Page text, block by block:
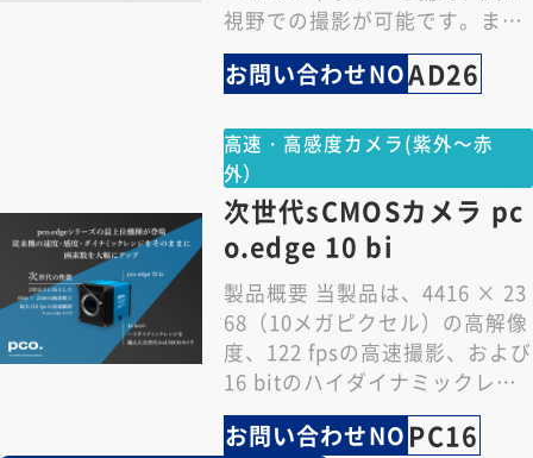
視野での撮影が可能です。ま
た、暗電流が非常に低いので、
微弱な光環境での長…
お問い合わせNOAD26
高速・高感度カメラ(紫外～赤
外）
次世代sCMOSカメラ pc
o.edge 10 bi
製品概要 当製品は、4416 × 23
68（10メガピクセル）の高解像
度、122 fpsの高速撮影、および
16 bitのハイダイナミックレン
ジを備えた次世代のs…
お問い合わせNO PC16